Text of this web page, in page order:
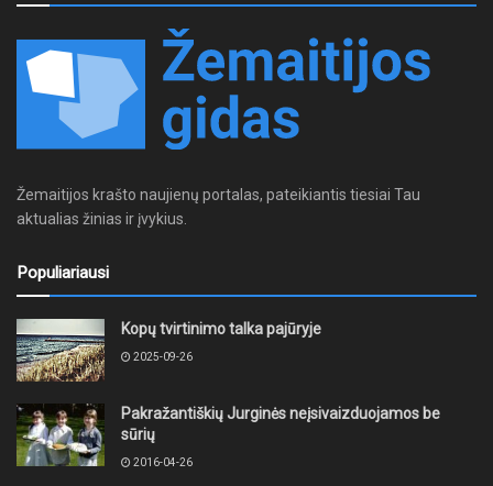
Žemaitijos krašto naujienų portalas, pateikiantis tiesiai Tau
aktualias žinias ir įvykius.
Populiariausi
Kopų tvirtinimo talka pajūryje
2025-09-26
Pakražantiškių Jurginės neįsivaizduojamos be
sūrių
2016-04-26